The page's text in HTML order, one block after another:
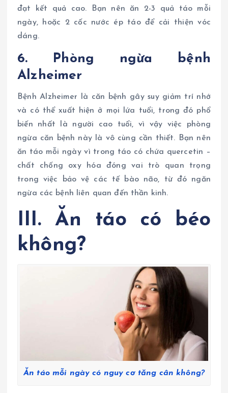
đạt kết quả cao. Bạn nên ăn 2-3 quả táo mỗi
ngày, hoặc 2 cốc nước ép táo để cải thiện vóc
dáng.
6. Phòng ngừa bệnh
Alzheimer
Bệnh Alzheimer là căn bệnh gây suy giảm trí nhớ
và có thể xuất hiện ở mọi lứa tuổi, trong đó phổ
biến nhất là người cao tuổi, vì vậy việc phòng
ngừa căn bệnh này là vô cùng cần thiết. Bạn nên
ăn táo mỗi ngày vì trong táo có chứa quercetin –
chất chống oxy hóa đóng vai trò quan trọng
trong việc bảo vệ các tế bào não, từ đó ngăn
ngừa các bệnh liên quan đến thần kinh.
III. Ăn táo có béo
không?
Ăn táo mỗi ngày có nguy cơ tăng cân không?